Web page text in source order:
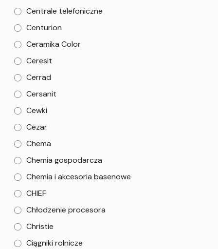
Centrale telefoniczne
Centurion
Ceramika Color
Ceresit
Cerrad
Cersanit
Cewki
Cezar
Chema
Chemia gospodarcza
Chemia i akcesoria basenowe
CHIEF
Chłodzenie procesora
Christie
Ciągniki rolnicze